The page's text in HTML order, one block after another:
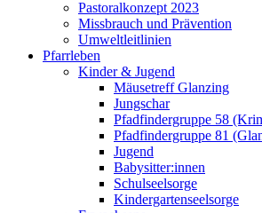
Pastoralkonzept 2023
Missbrauch und Prävention
Umweltleitlinien
Pfarrleben
Kinder & Jugend
Mäusetreff Glanzing
Jungschar
Pfadfindergruppe 58
Pfadfindergruppe 81
Jugend
Babysitter:innen
Schulseelsorge
Kindergartenseelsorge